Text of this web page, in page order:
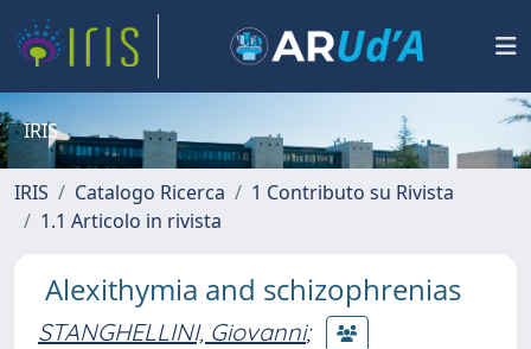
IRIS
IRIS Catalogo Ricerca
1 Contributo su Rivista
1.1 Articolo in rivista
Alexithymia and schizophrenias
STANGHELLINI, Giovanni;